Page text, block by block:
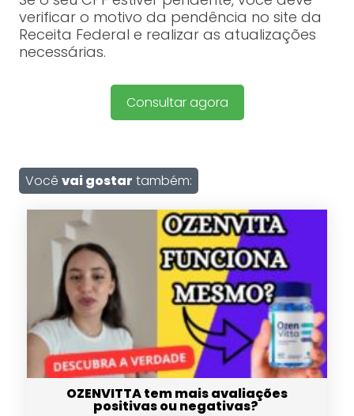
verificar o motivo da pendência no site da
Receita Federal e realizar as atualizações
necessárias.
Consultar agora
Você vai gostar também:
OZENVITTA tem mais avaliações
positivas ou negativas?